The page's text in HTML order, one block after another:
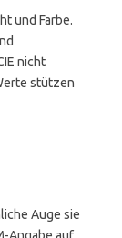
und Farbe.
nicht
stützen
Auge sie